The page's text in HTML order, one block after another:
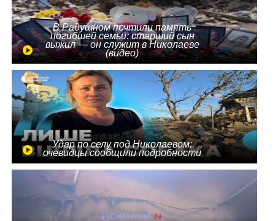
В Радушном почтили память
погибшей семьи: старший сын
выжил — он служит в Николаеве
(видео)
Удар по селу под Николаевом:
очевидцы сообщили подробности